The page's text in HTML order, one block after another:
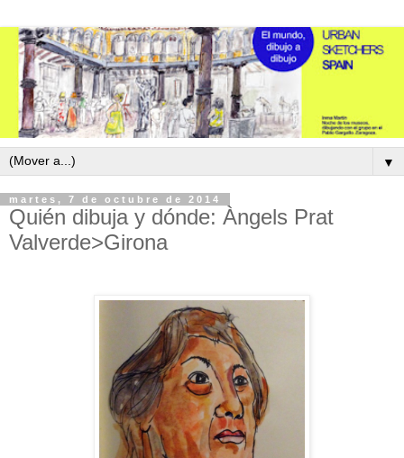
▼
martes, 7 de octubre de 2014
Quién dibuja y dónde: Àngels Prat
Valverde>Girona